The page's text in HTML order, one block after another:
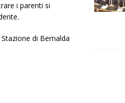
i parenti si
di Bernalda